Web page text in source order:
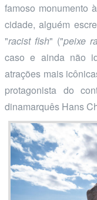
famoso monumento
cidade, alguém
"racist fish" ("peixe
caso e ainda não
atrações mais
protagonista do
dinamarquês Hans